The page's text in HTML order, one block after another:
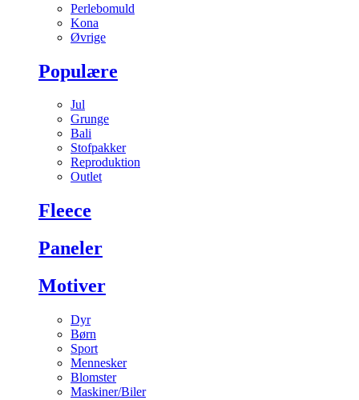
Perlebomuld
Kona
Øvrige
Populære
Jul
Grunge
Bali
Stofpakker
Reproduktion
Outlet
Fleece
Paneler
Motiver
Dyr
Børn
Sport
Mennesker
Blomster
Maskiner/Biler